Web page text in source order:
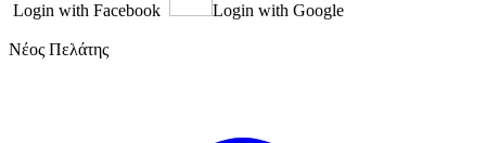
Login with Facebook Login with Google
Νέος Πελάτης